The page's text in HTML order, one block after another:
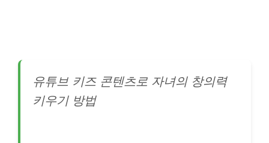
유튜브 키즈 콘텐츠로 자녀의 창의력
키우기 방법